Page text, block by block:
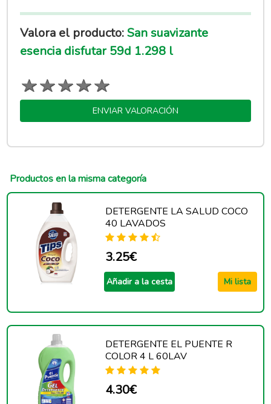
Valora el producto:San suavizante
esencia disfutar 59d 1.298 l
ENVIAR VALORACIÓN
Productos en la misma categoría
DETERGENTE LA SALUD COCO
40 LAVADOS
3.25€
Añadir a la cesta Mi lista
DETERGENTE EL PUENTE R
COLOR 4 L 60LAV
4.30€